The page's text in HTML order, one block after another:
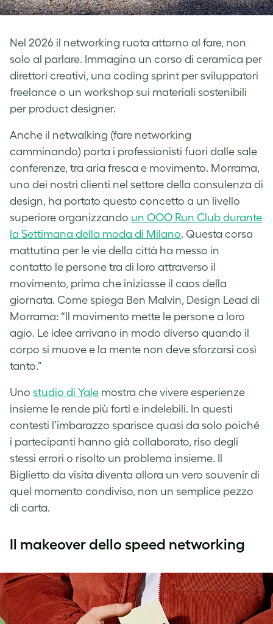
Nel 2026 il networking ruota attorno al fare, non
solo al parlare. Immagina un corso di ceramica per
direttori creativi, una coding sprint per sviluppatori
freelance o un workshop sui materiali sostenibili
per product designer.
Anche il netwalking (fare networking
camminando) porta i professionisti fuori dalle sale
conferenze, tra aria fresca e movimento. Morrama,
uno dei nostri clienti nel settore della consulenza di
design, ha portato questo concetto a un livello
superiore organizzando un OOO Run Club durante
la Settimana della moda di Milano. Questa corsa
mattutina per le vie della città ha messo in
contatto le persone tra di loro attraverso il
movimento, prima che iniziasse il caos della
giornata. Come spiega Ben Malvin, Design Lead di
Morrama: “Il movimento mette le persone a loro
agio. Le idee arrivano in modo diverso quando il
corpo si muove e la mente non deve sforzarsi così
tanto.”
Uno studio di Yale mostra che vivere esperienze
insieme le rende più forti e indelebili. In questi
contesti l’imbarazzo sparisce quasi da solo poiché
i partecipanti hanno già collaborato, riso degli
stessi errori o risolto un problema insieme. Il
Biglietto da visita diventa allora un vero souvenir di
quel momento condiviso, non un semplice pezzo
di carta.
Il makeover dello speed networking